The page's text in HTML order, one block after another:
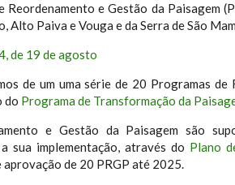
e Gestão da Paisagem
Alto Paiva e Vouga e da Serra de São
de 19 de agosto
de um uma série de 20 Programas de
do Programa de Transformação da
e Gestão da Paisagem são
sua implementação, através do Plano
aprovação de 20 PRGP até 2025.